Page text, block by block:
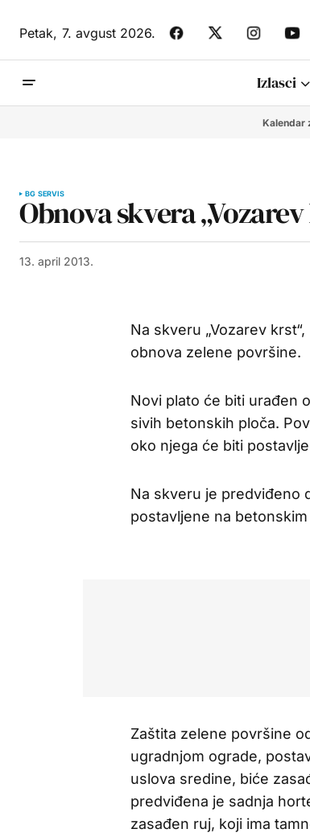
Petak,7. avgust 2026.
Izlasci
Kalendar
BG SERVIS
Obnova skvera
13. april 2013.
Na skveru „Vozarev
obnova zelene površine.
Novi plato će biti urađen
sivih betonskih ploča.
oko njega će biti
Na skveru je predviđeno
postavljene na
Zaštita zelene površine
ugradnjom ograde,
uslova sredine, biće
predviđena je sadnja
zasađen ruj, koji ima